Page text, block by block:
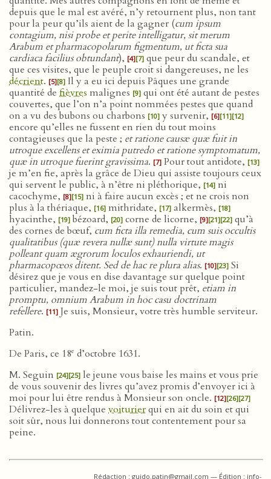
depuis que le mal est avéré, n’y retournent plus, non tant
pour la peur qu’ils aient de la gagner (cum ipsum
contagium, nisi probe et perite intelligatur, sit merum
Arabum et pharmacopolarum figmentum, ut ficta sua
cardiaca facilius obtundant), [4][7] que peur du scandale, et
que ces visites, que le peuple croit si dangereuses, ne les
décrient. [5][8] Il y a eu ici depuis Pâques une grande
quantité de fièvres malignes [9] qui ont été autant de pestes
couvertes, que l’on n’a point nommées pestes que quand
on a vu des bubons ou charbons [10] y survenir, [6][11][12]
encore qu’elles ne fussent en rien du tout moins
contagieuses que la peste ; et ratione causæ quæ fuit in
utroque excellens et eximia putredo et ratione symptomatum,
quæ in utroque fuerint gravissima. [7] Pour tout antidote, [13]
je m’en fie, après la grâce de Dieu qui assiste toujours ceux
qui servent le public, à n’être ni pléthorique, [14] ni
cacochyme, [8][15] ni à faire aucun excès ; et ne crois non
plus à la thériaque, [16] mithridate, [17] alkermès, [18]
hyacinthe, [19] bézoard, [20] corne de licorne, [9][21][22] qu’à
des cornes de bœuf, cum ficta illa remedia, cum suis occultis
qualitatibus (quæ revera nullæ sunt) nulla virtute magis
polleant quam ægrorum loculos exhauriendi, ut
pharmacopœos ditent. Sed de hac re plura alias. [10][23] Si
désirez que je vous en dise davantage sur quelque point
particulier, mandez-le moi, je suis tout prêt, etiam in
promptu, omnium Arabum in hoc casu doctrinam
refellere. [11] Je suis, Monsieur, votre très humble serviteur.
Patin.
De Paris, ce 18e d’octobre 1631.
M. Seguin [24][25] le jeune vous baise les mains et vous prie
de vous souvenir des livres qu’avez promis d’envoyer ici à
moi pour lui être rendus à Monsieur son oncle. [12][26][27]
Délivrez-les à quelque voiturierqui en ait du soin et qui
soit sûr, nous lui donnerons tout contentement pour sa
peine.
Rédaction : guido.patin@gmail.com — Édition : info-